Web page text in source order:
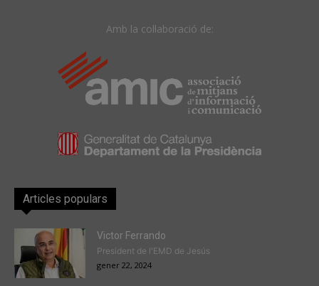
Amb la col·laboració de:
Articles populars
Victor Ferrando
President de l'EMD de Jesús
gener 22, 2024